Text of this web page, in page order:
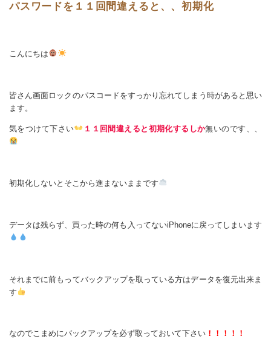
パスワードを１１回間違えると、、初期化
こんにちは
皆さん画面ロックのパスコードをすっかり忘れてしまう時があると思い
ます。
気をつけて下さい １１回間違えると初期化するしか無いのです、、
初期化しないとそこから進まないままです
データは残らず、買った時の何も入ってないiPhoneに戻ってしまいます
それまでに前もってバックアップを取っている方はデータを復元出来ま
す
なのでこまめにバックアップを必ず取っておいて下さい ！！！！！